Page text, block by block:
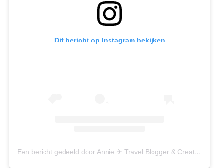
Dit bericht op Instagram bekijken
Een bericht gedeeld door Annie ✈ Travel Blogger & Creator (@goanniewhere)